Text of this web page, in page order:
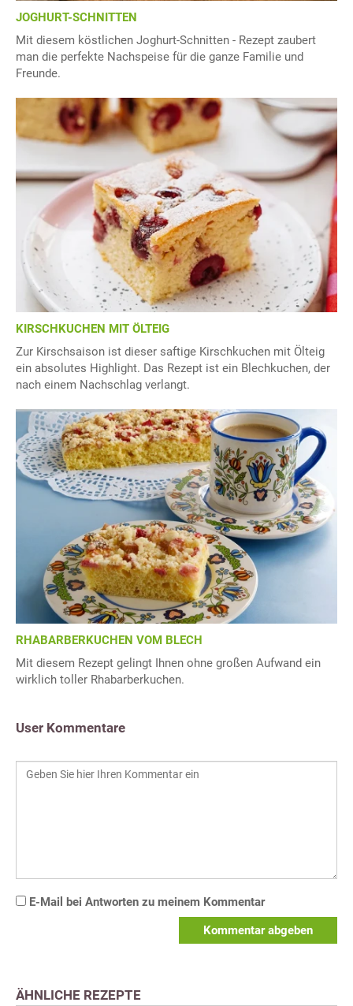
JOGHURT-SCHNITTEN
Mit diesem köstlichen Joghurt-Schnitten - Rezept zaubert
man die perfekte Nachspeise für die ganze Familie und
Freunde.
KIRSCHKUCHEN MIT ÖLTEIG
Zur Kirschsaison ist dieser saftige Kirschkuchen mit Ölteig
ein absolutes Highlight. Das Rezept ist ein Blechkuchen, der
nach einem Nachschlag verlangt.
RHABARBERKUCHEN VOM BLECH
Mit diesem Rezept gelingt Ihnen ohne großen Aufwand ein
wirklich toller Rhabarberkuchen.
User Kommentare
E-Mail bei Antworten zu meinem Kommentar
Kommentar abgeben
ÄHNLICHE REZEPTE